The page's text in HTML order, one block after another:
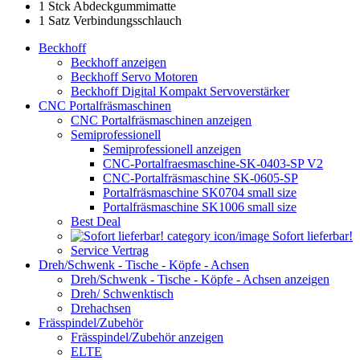
1 Stck Abdeckgummimatte
1 Satz Verbindungsschlauch
Beckhoff
Beckhoff anzeigen
Beckhoff Servo Motoren
Beckhoff Digital Kompakt Servoverstärker
CNC Portalfräsmaschinen
CNC Portalfräsmaschinen anzeigen
Semiprofessionell
Semiprofessionell anzeigen
CNC-Portalfraesmaschine-SK-0403-SP V2
CNC-Portalfräsmaschine SK-0605-SP
Portalfräsmaschine SK0704 small size
Portalfräsmaschine SK1006 small size
Best Deal
Sofort lieferbar!
Service Vertrag
Dreh/Schwenk - Tische - Köpfe - Achsen
Dreh/Schwenk - Tische - Köpfe - Achsen anzeigen
Dreh/ Schwenktisch
Drehachsen
Frässpindel/Zubehör
Frässpindel/Zubehör anzeigen
ELTE